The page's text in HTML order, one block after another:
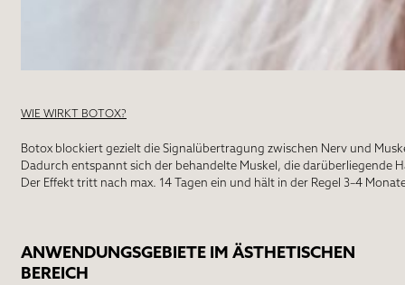
WIE WIRKT BOTOX?
Botox blockiert gezielt die Signalübertragung zwischen Nerv und
Dadurch entspannt sich der behandelte Muskel, die
Der Effekt tritt nach max. 14 Tagen ein und hält in der Regel 3–4
ANWENDUNGSGEBIETE IM ÄSTHETISCHEN
BEREICH